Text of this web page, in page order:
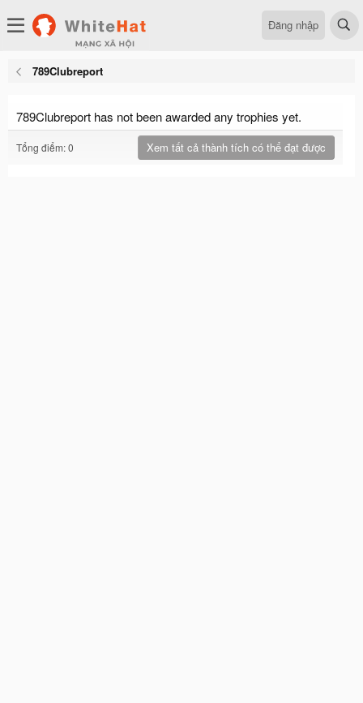
Đăng nhập
789Clubreport
789Clubreport has not been awarded any trophies yet.
Tổng điểm: 0 Xem tất cả thành tích có thể đạt được